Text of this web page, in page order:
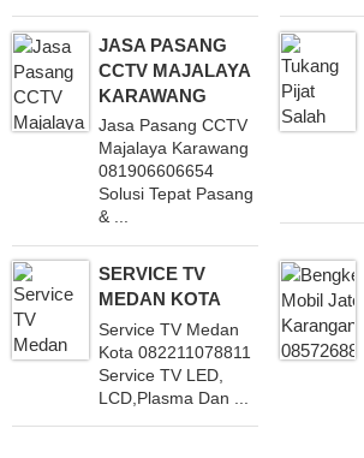
JASA PASANG
CCTV MAJALAYA
KARAWANG
Jasa Pasang CCTV
Majalaya Karawang
081906606654
Solusi Tepat Pasang
& ...
SERVICE TV
MEDAN KOTA
Service TV Medan
Kota 082211078811
Service TV LED,
LCD,Plasma Dan ...